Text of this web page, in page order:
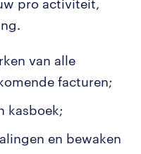
pro activiteit,
van alle
facturen;
kasboek;
en bewaken